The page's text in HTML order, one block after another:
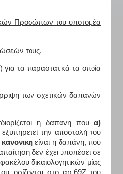
Προσώπων του υποτομέα
τους,
τα παραστατικά τα οποία
των σχετικών δαπανών
η δαπάνη που α)
την αποστολή του
κανονικήείναι η δαπάνη, που
δεν έχει υποπέσει σε
δικαιολογητικών μίας
ορίζονται στο αρ.69Ζ του